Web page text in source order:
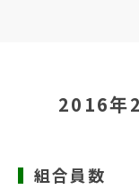
2016年
組合員数